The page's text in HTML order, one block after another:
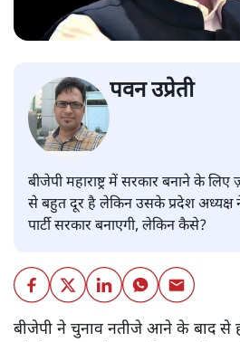
पवन उप्रेती
बीजेपी महाराष्ट्र में सरकार बनाने के
से बहुत दूर है लेकिन उसके प्रदेश अध्यक्ष
पार्टी सरकार बनाएगी, लेकिन कैसे?
बीजेपी ने चुनाव नतीजे आने के बाद से ही